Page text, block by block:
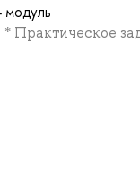
Практическое